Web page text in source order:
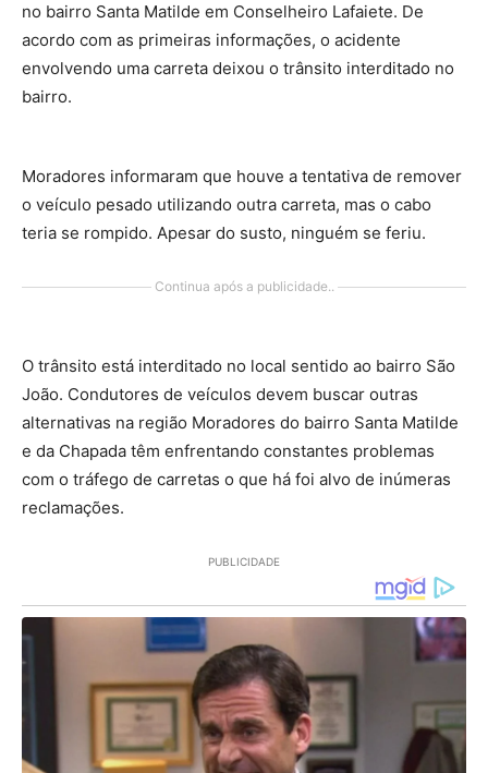
no bairro Santa Matilde em Conselheiro Lafaiete. De
acordo com as primeiras informações, o acidente
envolvendo uma carreta deixou o trânsito interditado no
bairro.
Moradores informaram que houve a tentativa de remover
o veículo pesado utilizando outra carreta, mas o cabo
teria se rompido. Apesar do susto, ninguém se feriu.
Continua após a publicidade..
O trânsito está interditado no local sentido ao bairro São
João. Condutores de veículos devem buscar outras
alternativas na região Moradores do bairro Santa Matilde
e da Chapada têm enfrentando constantes problemas
com o tráfego de carretas o que há foi alvo de inúmeras
reclamações.
PUBLICIDADE